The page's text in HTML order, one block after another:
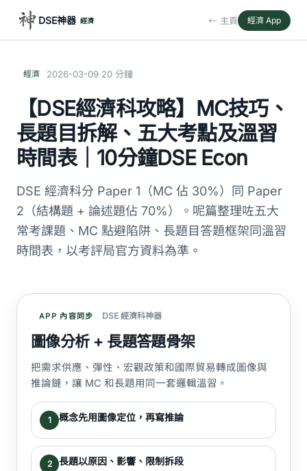
DSE神器 經濟 ← 主頁 經濟 App
經濟 2026-03-09·20 分鐘
【DSE經濟科攻略】MC技巧、
長題目拆解、五大考點及溫習
時間表｜10分鐘DSE Econ
DSE 經濟科分 Paper 1（MC 佔 30%）同 Paper
2（結構題 + 論述題佔 70%）。呢篇整理咗五大
常考課題、MC 點避陷阱、長題目答題框架同溫習
時間表，以考評局官方資料為準。
APP 內容同步 DSE 經濟科神器
圖像分析 + 長題答題骨架
把需求供應、彈性、宏觀政策和國際貿易轉成圖像與
推論鏈，讓 MC 和長題用同一套邏輯溫習。
1 概念先用圖像定位，再寫推論
2 長題以原因、影響、限制拆段